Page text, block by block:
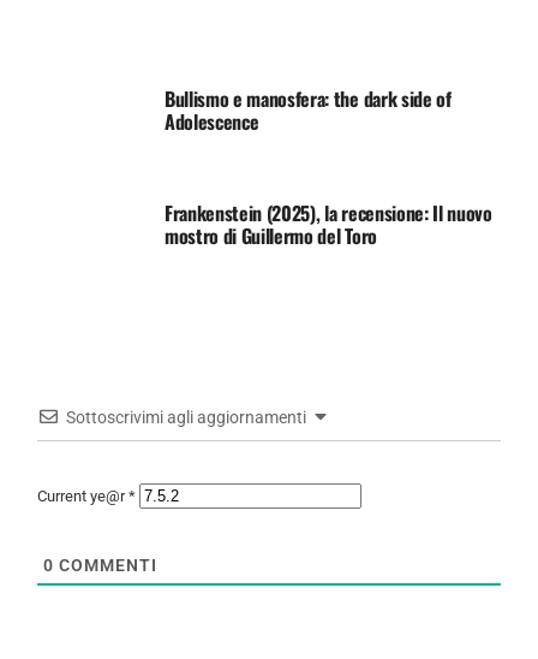
Bullismo e manosfera: the dark side of
Adolescence
Frankenstein (2025), la recensione: Il nuovo
mostro di Guillermo del Toro
Sottoscrivimi agli aggiornamenti
Current ye@r*
0 COMMENTI